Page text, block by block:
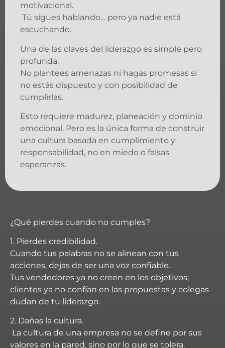
motivacional.
Tú sigues hablando… pero ya nadie está
escuchando.
Una de las claves del liderazgo es simple pero
profunda:
No plantees amenazas ni hagas promesas si
no estás dispuesto y con posibilidad de
cumplirlas.
Esto requiere madurez, planeación y dominio
emocional. Pero es la única forma de construir
una cultura basada en cumplimiento y
responsabilidad, no en miedo o falsas
esperanzas.
¿Qué pierdes cuando no cumples?
1. Pierdes credibilidad.
Cuando tus palabras no se alinean con tus
acciones, dejas de ser una voz confiable.
Tus vendedores ya no creen en los objetivos;
clientes ya no confían en las propuestas y colegas
dudan de tu liderazgo.
2. Dañas la cultura.
La cultura de una empresa no se define por sus
valores en la pared, sino por lo que se tolera.